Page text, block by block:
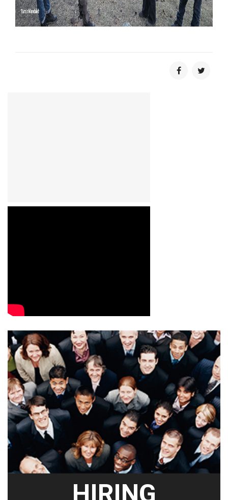
HIRING